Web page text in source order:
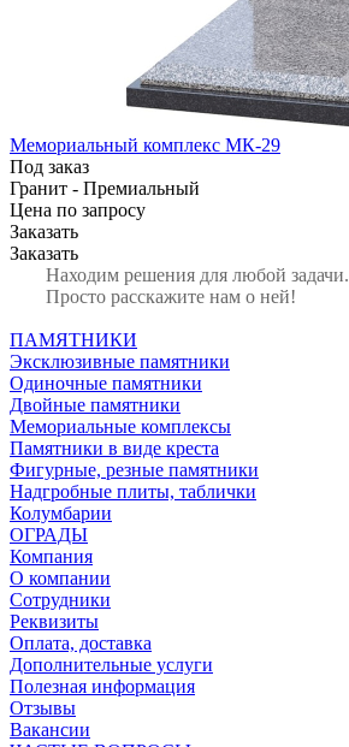
Мемориальный комплекс МК-29
Под заказ
Гранит - Премиальный
Цена по запросу
Заказать
Заказать
Находим решения для любой задачи.
Просто расскажите нам о ней!
ПАМЯТНИКИ
Эксклюзивные памятники
Одиночные памятники
Двойные памятники
Мемориальные комплексы
Памятники в виде креста
Фигурные, резные памятники
Надгробные плиты, таблички
Колумбарии
ОГРАДЫ
Компания
О компании
Сотрудники
Реквизиты
Оплата, доставка
Дополнительные услуги
Полезная информация
Отзывы
Вакансии